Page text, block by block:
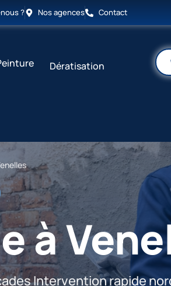
? Nos agences Contact
Dératisation
à
Intervention rapide